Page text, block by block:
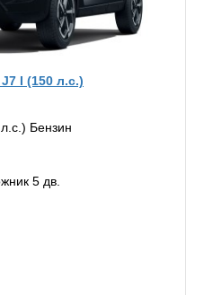
I (150 л.с.)
Бензин
5 дв.